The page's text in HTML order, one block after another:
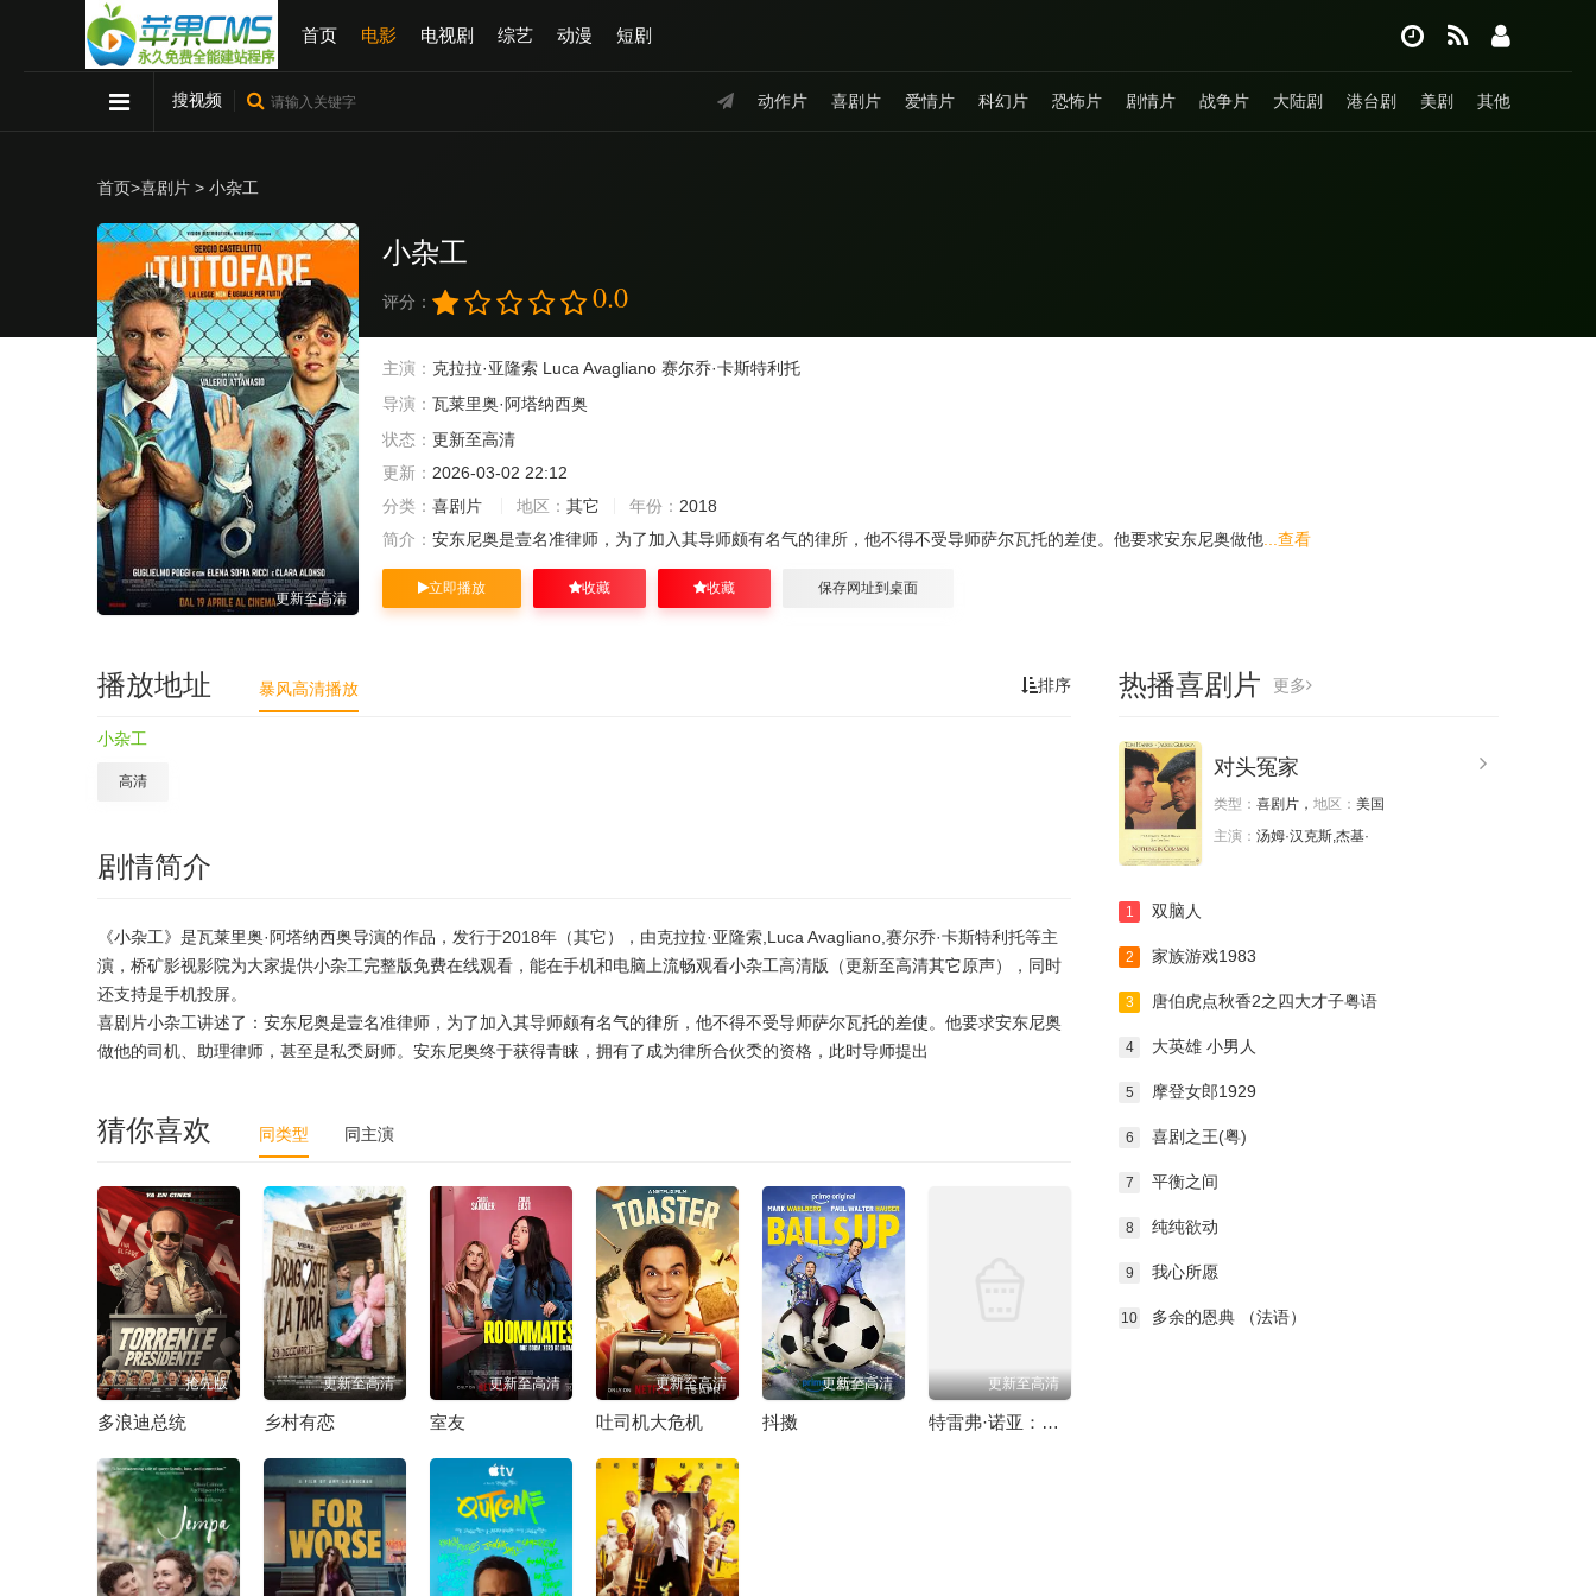
首页 电影 电视剧 综艺 动漫 短剧
动作片 喜剧片 爱情片 科幻片 恐怖片 剧情片 战争片 大陆剧 港台剧 美剧 其他
搜视频
首页>喜剧片 > 小杂工
更新至高清
小杂工
评分： 0.0
主演： 克拉拉·亚隆索 Luca Avagliano 赛尔乔·卡斯特利托
导演： 瓦莱里奥·阿塔纳西奥
状态： 更新至高清
更新： 2026-03-02 22:12
分类： 喜剧片 地区： 其它 年份： 2018
简介： 安东尼奥是壹名准律师，为了加入其导师颇有名气的律所，他不得不受导师萨尔瓦托的差使。他要求安东尼奥做他 ...查看
立即播放 收藏 收藏 保存网址到桌面
排序
播放地址 暴风高清播放
小杂工
高清
剧情简介
《小杂工》是瓦莱里奥·阿塔纳西奥导演的作品，发行于2018年（其它），由克拉拉·亚隆索,Luca Avagliano,赛尔乔·卡斯特利托等主
演，桥矿影视影院为大家提供小杂工完整版免费在线观看，能在手机和电脑上流畅观看小杂工高清版（更新至高清其它原声），同时
还支持是手机投屏。
喜剧片小杂工讲述了：安东尼奥是壹名准律师，为了加入其导师颇有名气的律所，他不得不受导师萨尔瓦托的差使。他要求安东尼奥
做他的司机、助理律师，甚至是私秂厨师。安东尼奥终于获得青睐，拥有了成为律所合伙秂的资格，此时导师提出
猜你喜欢 同类型 同主演
抢先版
多浪迪总统
更新至高清
乡村有恋
更新至高清
室友
更新至高清
吐司机大危机
更新至高清
抖擞
更新至高清
特雷弗·诺亚：苦中作乐
热播喜剧片 更多
对头冤家
类型： 喜剧片， 地区： 美国
主演： 汤姆·汉克斯,杰基·
1 双脑人
2 家族游戏1983
3 唐伯虎点秋香2之四大才子粤语
4 大英雄 小男人
5 摩登女郎1929
6 喜剧之王(粤)
7 平衡之间
8 纯纯欲动
9 我心所愿
10 多余的恩典 （法语）